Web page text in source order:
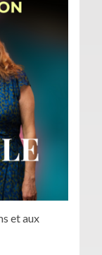
et aux